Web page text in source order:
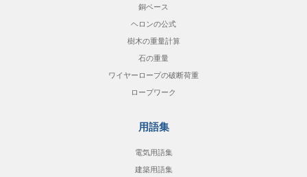
銅ベース
ヘロンの公式
樹木の重量計算
石の重量
ワイヤーロープの破断荷重
ロープワーク
用語集
電気用語集
建築用語集